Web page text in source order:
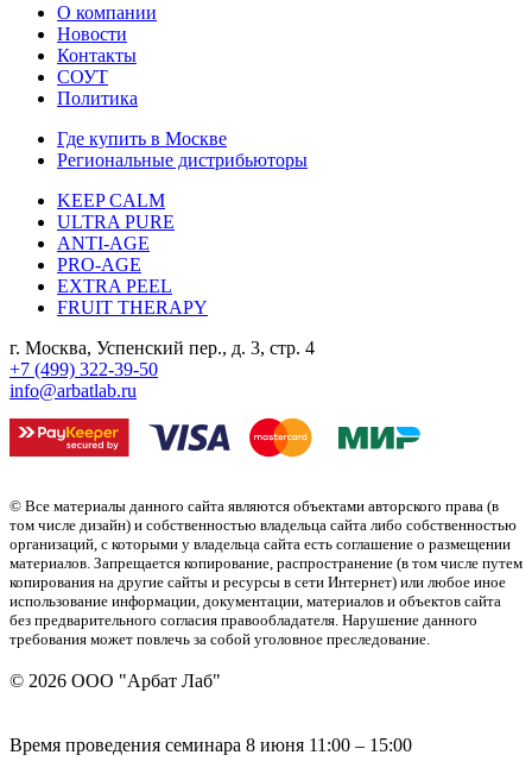
О компании
Новости
Контакты
СОУТ
Политика
Где купить в Москве
Региональные дистрибьюторы
KEEP CALM
ULTRA PURE
ANTI-AGE
PRO-AGE
EXTRA PEEL
FRUIT THERAPY
г. Москва, Успенский пер., д. 3, стр. 4
+7 (499) 322-39-50
info@arbatlab.ru
© Все материалы данного сайта являются объектами авторского права (в
том числе дизайн) и собственностью владельца сайта либо собственностью
организаций, с которыми у владельца сайта есть соглашение о размещении
материалов. Запрещается копирование, распространение (в том числе путем
копирования на другие сайты и ресурсы в сети Интернет) или любое иное
использование информации, документации, материалов и объектов сайта
без предварительного согласия правообладателя. Нарушение данного
требования может повлечь за собой уголовное преследование.
© 2026 ООО "Арбат Лаб"
Время проведения семинара 8 июня 11:00 – 15:00